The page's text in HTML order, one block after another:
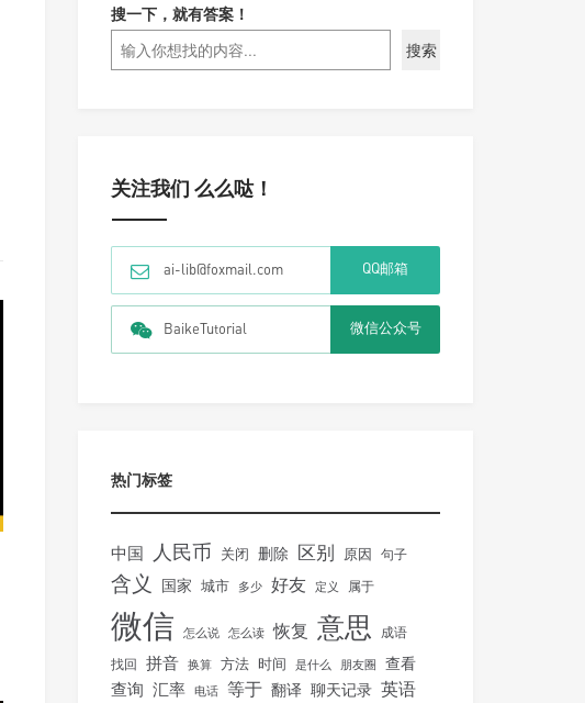
搜一下，就有答案！
搜索
关注我们 么么哒！
ai-lib@foxmail.com QQ邮箱
BaikeTutorial 微信公众号
热门标签
中国 人民币 关闭 删除 区别 原因 句子
含义 国家 城市 多少 好友 定义 属于
微信 怎么说 怎么读 恢复 意思 成语
找回 拼音 换算 方法 时间 是什么 朋友圈 查看
查询 汇率 电话 等于 翻译 聊天记录 英语